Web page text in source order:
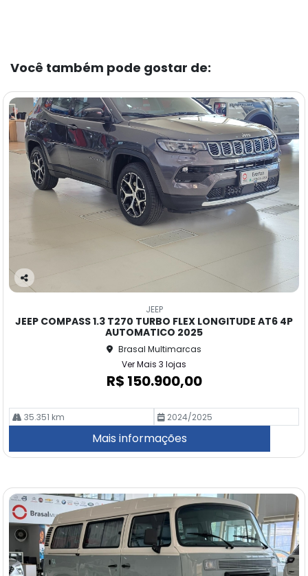
Você também pode gostar de:
Co
rtil
JEEP
JEEP COMPASS 1.3 T270 TURBO FLEX LONGITUDE AT6 4P
AUTOMATICO 2025
Brasal Multimarcas
Ver Mais 3 lojas
R$ 150.900,00
35.351 km 2024/2025
Mais informações